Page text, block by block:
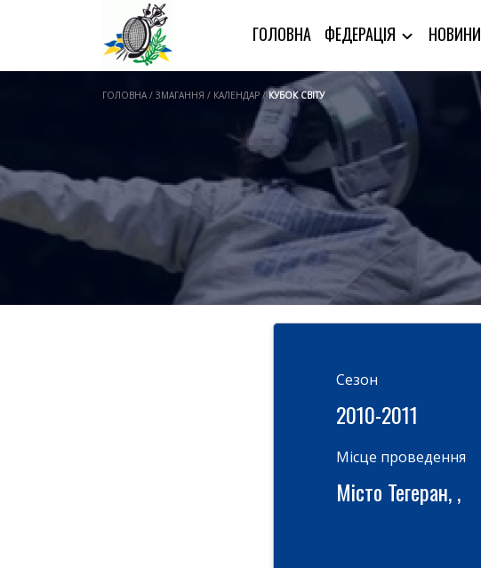
ГОЛОВНА ФЕДЕРАЦІЯ НОВИНИ
ГОЛОВНА / ЗМАГАННЯ / КАЛЕНДАР / КУБОК СВІТУ
Cезон
2010-2011
Місце проведення
Місто Тегеран, ,